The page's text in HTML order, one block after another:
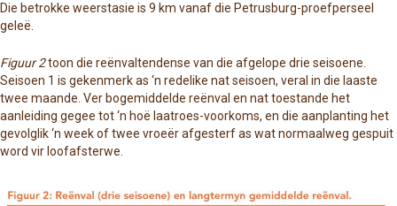
Die betrokke weerstasie is 9 km vanaf die Petrusburg-proefperseel
geleë.
Figuur 2toon die reënvaltendense van die afgelope drie seisoene.
Seisoen 1 is gekenmerk as ‘n redelike nat seisoen, veral in die laaste
twee maande. Ver bogemiddelde reënval en nat toestande het
aanleiding gegee tot ‘n hoë laatroes-voorkoms, en die aanplanting het
gevolglik ‘n week of twee vroeër afgesterf as wat normaalweg gespuit
word vir loofafsterwe.